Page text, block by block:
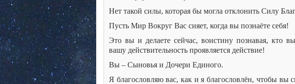
Нет такой силы, которая бы могла отклонить Силу
Пусть Мир Вокруг Вас сияет, когда вы познаёте себя!
Это вы и делаете сейчас, воистину познавая, кто
вашу действительность проявляется действие!
Вы – Сыновья и Дочери Единого.
Я благословляю вас, как и я благословлён, чтобы вы